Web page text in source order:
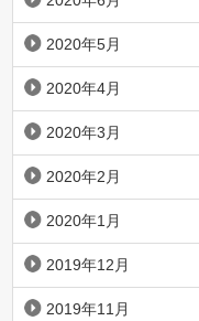
2020年5月
2020年4月
2020年3月
2020年2月
2020年1月
2019年12月
2019年11月